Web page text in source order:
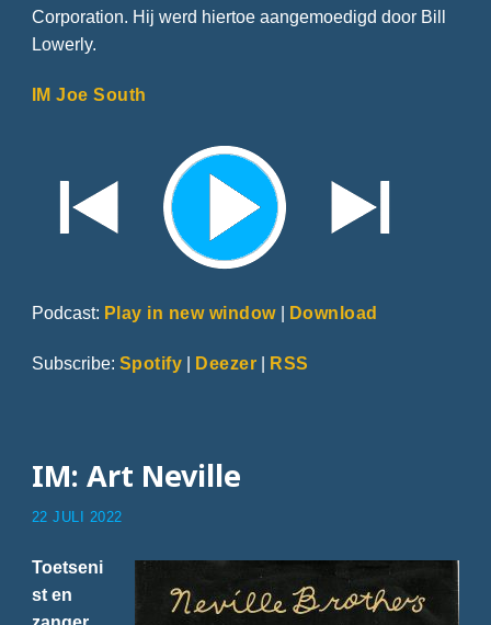
Corporation. Hij werd hiertoe aangemoedigd door Bill
Lowerly.
IM Joe South
Podcast: Play in new window| Download
Subscribe: Spotify | Deezer | RSS
IM: Art Neville
22 JULI 2022
Toetseni
st en